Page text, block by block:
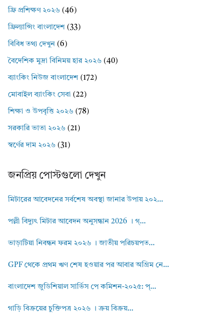
ফ্রি প্রশিক্ষণ ২০২৬ (46)
ফ্রিল্যান্সিং বাংলাদেশ (33)
বিবিধ তথ্য দেখুন (6)
বৈদেশিক মুদ্রা বিনিময় হার ২০২৬ (40)
ব্যাংকিং নিউজ বাংলাদেশ (172)
মোবাইল ব্যাংকিং সেবা (22)
শিক্ষা ও উপবৃত্তি ২০২৬ (78)
সরকারি ভাতা ২০২৬ (21)
স্বর্ণের দাম ২০২৬ (31)
জনপ্রিয় পোস্টগুলো দেখুন
মিটারের আবেদনের সর্বশেষ অবস্থা জানার উপায় ২০২...
পল্লী বিদ্যুৎ মিটার আবেদন অনুসন্ধান 2026 । গ্...
ভাড়াটিয়া নিবন্ধন ফরম ২০২৬ । জাতীয় পরিচয়পত...
GPF থেকে প্রথম ঋণ শেষ হওয়ার পর আবার অগ্রিম নে...
বাংলাদেশ জুডিশিয়াল সার্ভিস পে কমিশন-২০২৫: প্...
গাড়ি বিক্রয়ের চুক্তিপত্র ২০২৬ । ক্রয় বিক্রয়...